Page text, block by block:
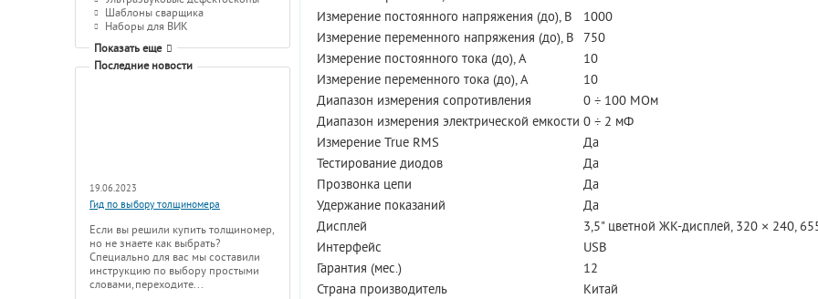
Шаблоны сварщика
Наборы для ВИК
Показать еще
Последние новости
19.06.2023
Гид по выбору толщиномера
Если вы решили купить толщиномер,
но не знаете как выбрать?
Специально для вас мы составили
инструкцию по выбору простыми
словами, переходите...
Измерение постоянного напряжения (до), В
1000
Измерение переменного напряжения (до), В
750
Измерение постоянного тока (до), А
10
Измерение переменного тока (до), А
10
Диапазон измерения сопротивления
0 ÷ 100 МОм
Диапазон измерения электрической емкости 0 ÷ 2 мФ
Измерение True RMS
Да
Тестирование диодов
Да
Прозвонка цепи
Да
Удержание показаний
Да
Дисплей
3,5" цветной ЖК-дисплей, 320 × 240,
Интерфейс
USB
Гарантия (мес.)
12
Страна производитель
Китай